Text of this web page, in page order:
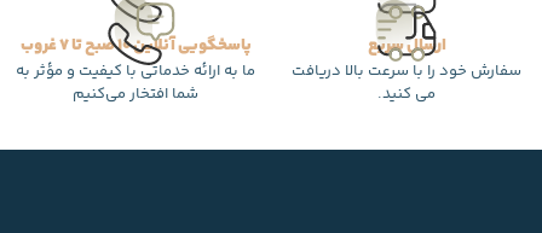
ارسال سریع
سفارش خود را با سرعت بالا دریافت
می کنید.
پاسخگویی آنلاین 10 صبح تا 7 غروب
ما به ارائه خدماتی با کیفیت و مؤثر به
شما افتخار می‌کنیم